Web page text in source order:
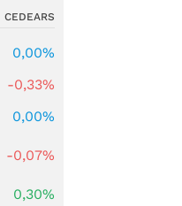
CEDEARS
0,00%
-0,33%
0,00%
-0,07%
0,30%